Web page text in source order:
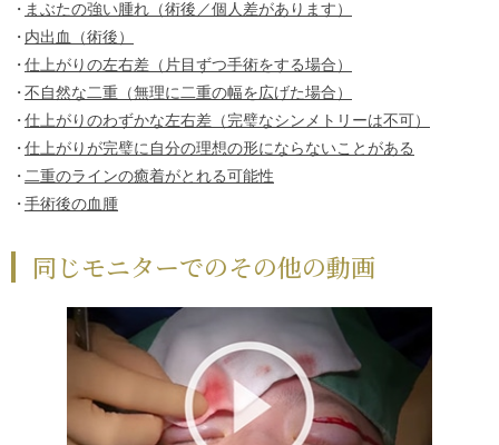
まぶたの強い腫れ（術後／個人差があります）
内出血（術後）
仕上がりの左右差（片目ずつ手術をする場合）
不自然な二重（無理に二重の幅を広げた場合）
仕上がりのわずかな左右差（完璧なシンメトリーは不可）
仕上がりが完璧に自分の理想の形にならないことがある
二重のラインの癒着がとれる可能性
手術後の血腫
同じモニターでのその他の動画